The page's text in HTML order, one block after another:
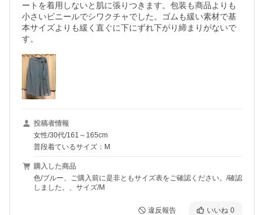
ートを着用しないと肌に張りつきます。包装も商品よりも
小さいビニールでシワクチャでした。ゴムも緩い素材で基
本サイズよりも緩く直ぐに下にずれ下がり締まりがないで
す。
投稿者情報
女性/30代/161～165cm
普段着ているサイズ：M
購入した商品
色/ブルー、ご購入前に是非ともサイズ表をご確認ください。/確認
しました。、サイズ/M
違反報告 いいね 0